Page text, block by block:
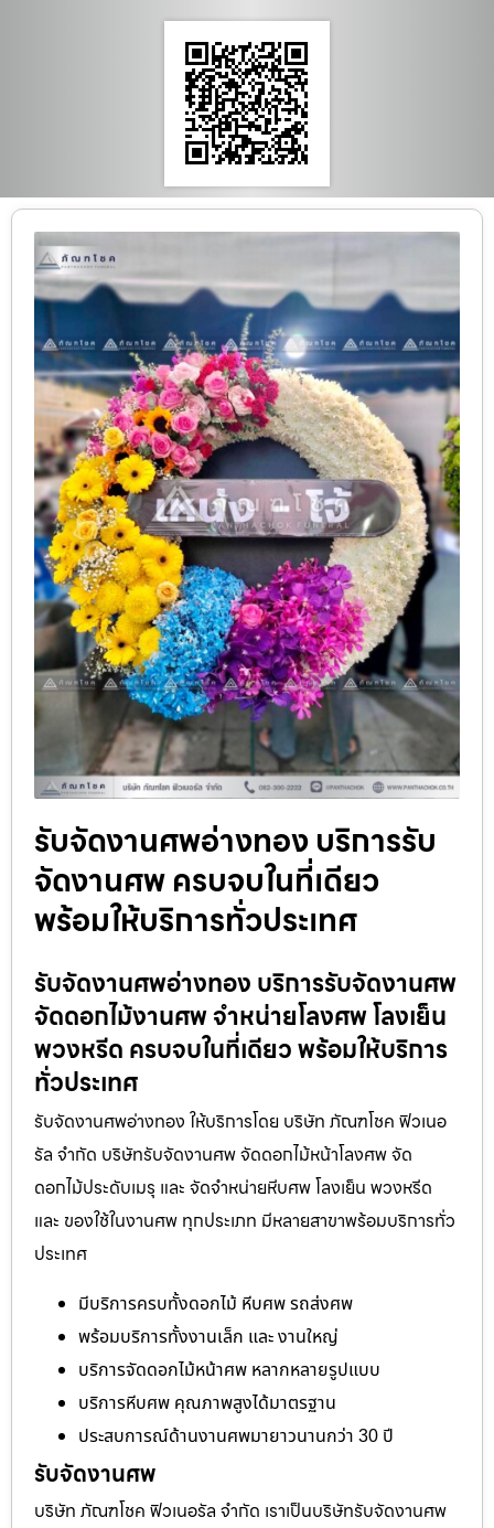
รับจัดงานศพอ่างทอง บริการรับ
จัดงานศพ ครบจบในที่เดียว
พร้อมให้บริการทั่วประเทศ
รับจัดงานศพอ่างทอง บริการรับจัดงานศพ
จัดดอกไม้งานศพ จำหน่ายโลงศพ โลงเย็น
พวงหรีด ครบจบในที่เดียว พร้อมให้บริการ
ทั่วประเทศ
รับจัดงานศพอ่างทอง ให้บริการโดย บริษัท ภัณฑโชค ฟิวเนอ
รัล จำกัด บริษัทรับจัดงานศพ จัดดอกไม้หน้าโลงศพ จัด
ดอกไม้ประดับเมรุ และ จัดจำหน่ายหีบศพ โลงเย็น พวงหรีด
และ ของใช้ในงานศพ ทุกประเภท มีหลายสาขาพร้อมบริการทั่ว
ประเทศ
มีบริการครบทั้งดอกไม้ หีบศพ รถส่งศพ
พร้อมบริการทั้งงานเล็ก และ งานใหญ่
บริการจัดดอกไม้หน้าศพ หลากหลายรูปแบบ
บริการหีบศพ คุณภาพสูงได้มาตรฐาน
ประสบการณ์ด้านงานศพมายาวนานกว่า 30 ปี
รับจัดงานศพ
บริษัท ภัณฑโชค ฟิวเนอรัล จำกัด เราเป็นบริษัทรับจัดงานศพ